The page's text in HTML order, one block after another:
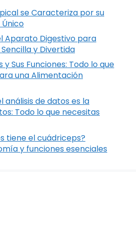
se Caracteriza por su
Aparato Digestivo para
y Divertida
Sus Funciones: Todo lo que
una Alimentación
análisis de datos es la
Todo lo que necesitas
tiene el cuádriceps?
y funciones esenciales